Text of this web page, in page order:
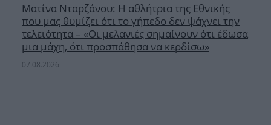
Ματίνα Νταρζάνου: Η αθλήτρια της Εθνικής
που μας θυμίζει ότι το γήπεδο δεν ψάχνει την
τελειότητα – «Οι μελανιές σημαίνουν ότι έδωσα
μια μάχη, ότι προσπάθησα να κερδίσω»
07.08.2026